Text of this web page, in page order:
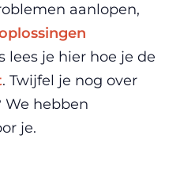
aanlopen,
lees je hier hoe je de
. Twijfel je nog over
We hebben
je.